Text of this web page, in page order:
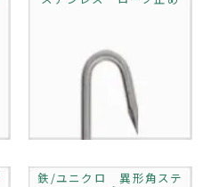
鉄/ユニクロ 異形角ステ